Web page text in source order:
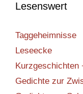
Lesenswert
Taggeheimnisse
Leseecke
Kurzgeschichten
Gedichte zur